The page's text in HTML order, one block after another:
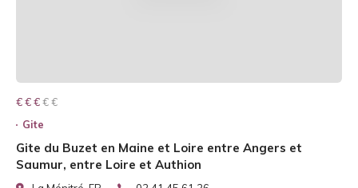
€ € € € €
€ € €
Gite
Gite du Buzet en Maine et Loire entre Angers et
Saumur, entre Loire et Authion